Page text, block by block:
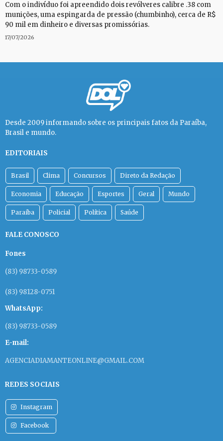
Com o indivíduo foi apreendido dois revólveres calibre .38 com
munições, uma espingarda de pressão (chumbinho), cerca de R$
90 mil em dinheiro e diversas promissórias.
17/07/2026
Desde 2009 informando sobre os principais fatos da Paraíba,
Brasil e mundo.
EDITORIAIS
Brasil Clima Concursos Direto da Redação
Economia Educação Esportes Geral Mundo
Paraíba Policial Política Saúde
FALE CONOSCO
Fones
(83) 98733-0589
(83) 98128-0751
WhatsApp:
(83) 98733-0589
E-mail:
AGENCIADIAMANTEONLINE@GMAIL.COM
REDES SOCIAIS
Instagram
Facebook